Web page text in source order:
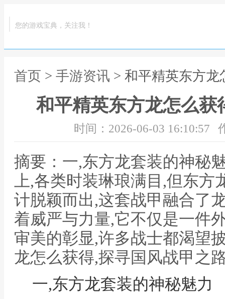
您的游戏宝典，关注我！
首页 > 手游资讯 > 和平精英东方
和平精英东方龙怎么获
时间：2026-06-03 16:10:57
摘要：一,东方龙套装的神秘
上,各类时装琳琅满目,但东
计脱颖而出,这套战甲融合了
着威严与力量,它不仅是一件
审美的彰显,许多战士都渴望
龙怎么获得,探寻国风战甲之
一,东方龙套装的神秘魅力